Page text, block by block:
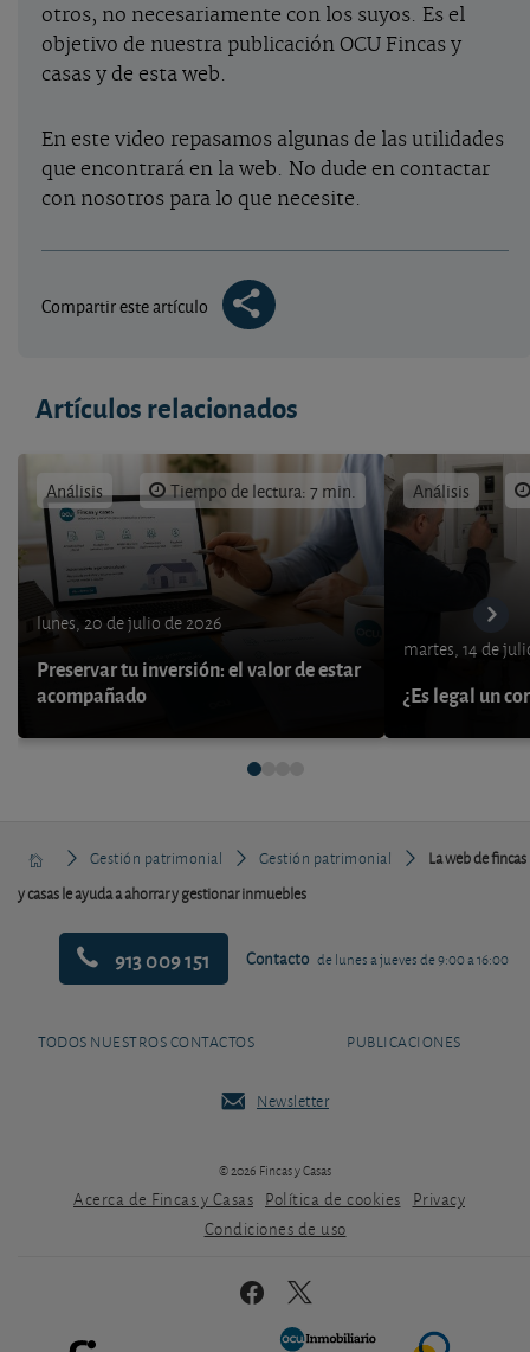
otros, no necesariamente con los suyos. Es el
objetivo de nuestra publicación OCU Fincas y
casas y de esta web.
En este video repasamos algunas de las utilidades
que encontrará en la web. No dude en contactar
con nosotros para lo que necesite.
Compartir este artículo
Artículos relacionados
Análisis Tiempo de lectura: 7 min.
lunes, 20 de julio de 2026
Preservar tu inversión: el valor de estar
acompañado
Análisis
martes, 14 de
¿Es legal un
Gestión patrimonial Gestión patrimonial
La web de fincas
y casas le ayuda a ahorrar y gestionar inmuebles
913 009 151 Contacto de lunes a jueves de 9:00 a 16:00
TODOS NUESTROS CONTACTOS PUBLICACIONES
Newsletter
© 2026 Fincas y Casas
Acerca de Fincas y Casas Política de cookies
Privacy
Condiciones de uso